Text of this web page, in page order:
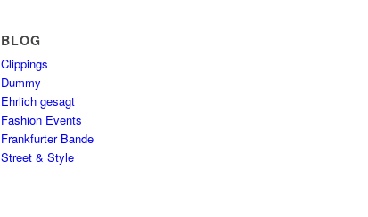
BLOG
Clippings
Dummy
Ehrlich gesagt
Fashion Events
Frankfurter Bande
Street & Style